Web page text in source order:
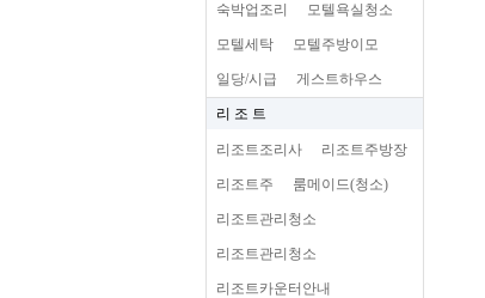
숙박업조리 모텔욕실청소
모텔세탁 모텔주방이모
일당/시급 게스트하우스
리 조 트
리조트조리사 리조트주방장
리조트주 룸메이드(청소)
리조트관리청소
리조트관리청소
리조트카운터안내